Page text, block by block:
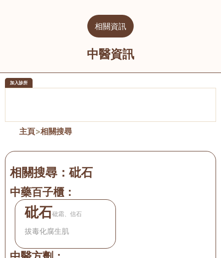
相關資訊
中醫資訊
加入診所
主頁>相關搜尋
相關搜尋：砒石
中藥百子櫃：
砒石砒霜、信石
拔毒化腐生肌